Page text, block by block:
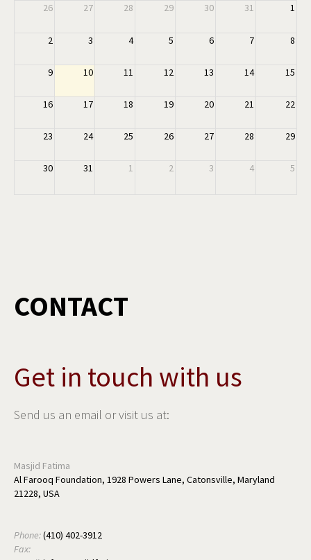
26
27 28 29 30 31 1
2 3 4 5 6 7 8
9 10 11 12 13 14 15
16 17 18 19 20 21 22
23 24 25 26 27 28 29
30 31 1 2 3 4 5
CONTACT
Get in touch with us
Send us an email or visit us at:
Masjid Fatima
Al Farooq Foundation, 1928 Powers Lane, Catonsville, Maryland
21228, USA
Phone:(410) 402-3912
Fax: